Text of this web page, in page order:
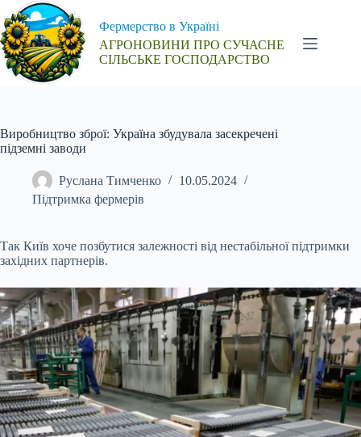
Перейти
до
вмісту
Фермерство в Україні
АГРОНОВИНИ ПРО СУЧАСНЕ
СІЛЬСЬКЕ ГОСПОДАРСТВО
Виробництво зброї: Україна збудувала засекречені
підземні заводи
Руслана Тимченко
10.05.2024
Підтримка фермерів
Так Київ хоче позбутися залежності від нестабільної підтримки
західних партнерів.